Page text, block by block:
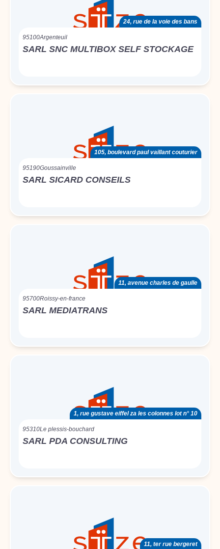
24, rue de la voie des bans
95100Argenteuil
SARL SNC MULTIBOX SELF STOCKAGE
105, boulevard paul vaillant couturier
95190Goussainville
SARL SICARD CONSEILS
11, avenue charles de gaulle
95700Roissy-en-france
SARL MEDIATRANS
1, rue gustave eiffel za les colonnes lot n° 10
95310Le plessis-bouchard
SARL PDA CONSULTING
11, ter rue bergeret